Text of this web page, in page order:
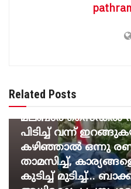
Related Posts
‘ഖദറുകാരെക്കൊണ്ട്
ബുദ്ധിമുട്ടാണ്… ഈ
മലബാർ സൈഡിൽ
പിടിച്ച് വന്ന്
കഴിഞ്ഞാൽ ഒന്നു
താമസിച്ച്,
കുടിച്ച് മുടിച്ച്…